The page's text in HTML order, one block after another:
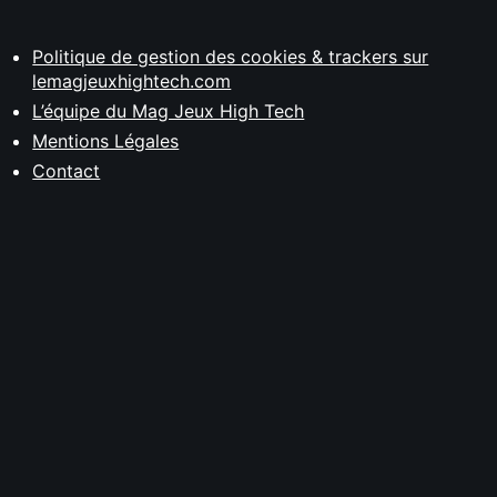
Politique de gestion des cookies & trackers sur
lemagjeuxhightech.com
L’équipe du Mag Jeux High Tech
Mentions Légales
Contact